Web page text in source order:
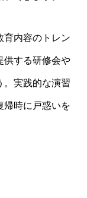
育内容のトレン
供する研修会や
。実践的な演習
帰時に戸惑いを